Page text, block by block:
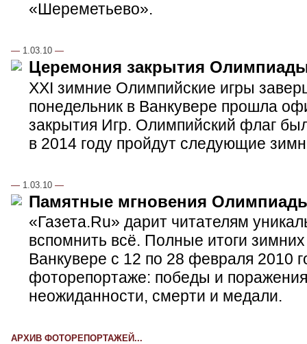
«Шереметьево».
— 1.03.10 —
Церемония закрытия
XXI зимние Олимпийские игры
понедельник в Ванкувере прошла
закрытия Игр. Олимпийский флаг
в 2014 году пройдут следующие
— 1.03.10 —
Памятные мгновения
«Газета.Ru» дарит читателям
вспомнить всё. Полные итоги
Ванкувере с 12 по 28 февраля 2010
фоторепортаже: победы и
неожиданности, смерти и медали.
АРХИВ ФОТОРЕПОРТАЖЕЙ...